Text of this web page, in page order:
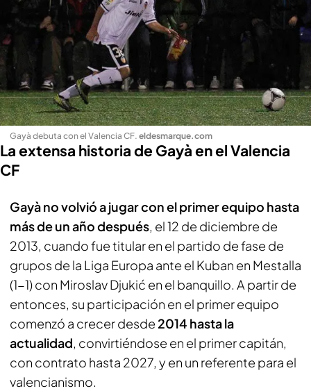
Gayà debuta con el Valencia CF. eldesmarque.com
La extensa historia de Gayà en el Valencia
CF
Gayà no volvió a jugar con el primer equipo hasta
más de un año después, el 12 de diciembre de
2013, cuando fue titular en el partido de fase de
grupos de la Liga Europa ante el Kuban en Mestalla
(1-1) con Miroslav Djukić en el banquillo. A partir de
entonces, su participación en el primer equipo
comenzó a crecer desde 2014 hasta la
actualidad, convirtiéndose en el primer capitán,
con contrato hasta 2027, y en un referente para el
valencianismo.